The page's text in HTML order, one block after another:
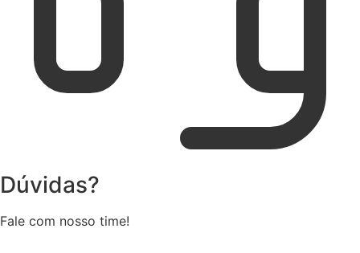
Dúvidas?
Fale com nosso time!